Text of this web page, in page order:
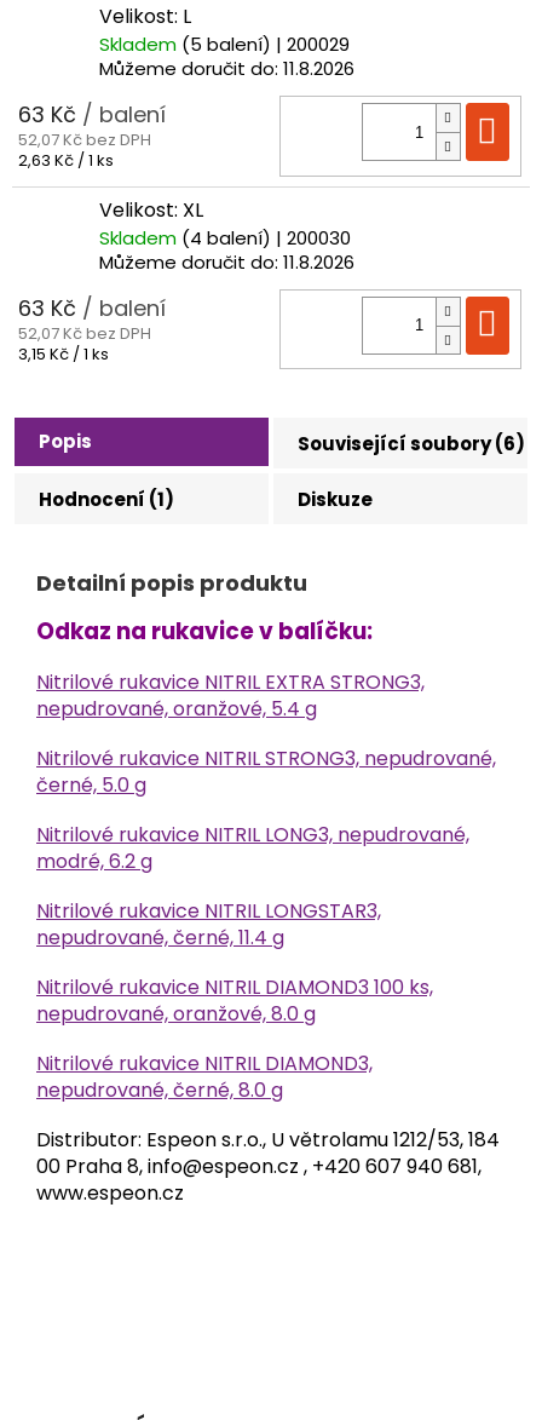
Velikost: L
Skladem (5 balení) | 200029
Můžeme doručit do: 11.8.2026
63 Kč / balení
52,07 Kč bez DPH
Měrná
2,63 Kč / 1 ks
Velikost: XL
Skladem (4 balení) | 200030
Můžeme doručit do: 11.8.2026
63 Kč / balení
52,07 Kč bez DPH
Měrná
3,15 Kč / 1 ks
Popis Související soubory (6)
Hodnocení (1) Diskuze
Detailní popis produktu
Odkaz na rukavice v balíčku:
Nitrilové rukavice NITRIL EXTRA STRONG3,
nepudrované, oranžové, 5.4 g
Nitrilové rukavice NITRIL STRONG3, nepudrované,
černé, 5.0 g
Nitrilové rukavice NITRIL LONG3, nepudrované,
modré, 6.2 g
Nitrilové rukavice NITRIL LONGSTAR3,
nepudrované, černé, 11.4 g
Nitrilové rukavice NITRIL DIAMOND3 100 ks,
nepudrované, oranžové, 8.0 g
Nitrilové rukavice NITRIL DIAMOND3,
nepudrované, černé, 8.0 g
Distributor: Espeon s.r.o., U větrolamu 1212/53, 184
00 Praha 8, info@espeon.cz , +420 607 940 681,
www.espeon.cz